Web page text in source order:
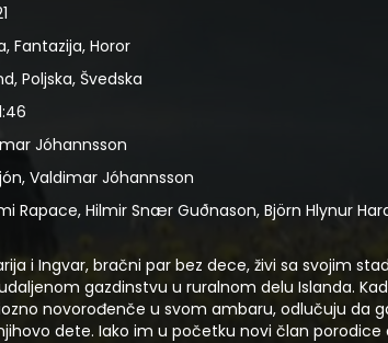
Fantazija, Horor
Poljska, Švedska
Jóhannsson
Valdimar Jóhannsson
Rapace, Hilmir Snær Guðnason, Björn Hlynur
i Ingvar, bračni par bez dece, živi sa svojim
gazdinstvu u ruralnom delu Islanda.
novorođenče u svom ambaru, odlučuju da
dete. Iako im u početku novi član porodice